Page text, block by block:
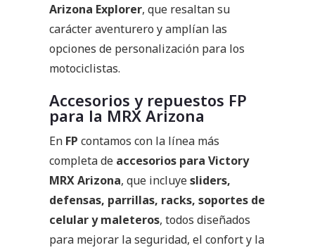
Arizona Explorer, que resaltan su
carácter aventurero y amplían las
opciones de personalización para los
motociclistas.
Accesorios y repuestos FP
para la MRX Arizona
En FP contamos con la línea más
completa de accesorios para Victory
MRX Arizona, que incluyesliders,
defensas, parrillas, racks, soportes de
celular y maleteros, todos diseñados
para mejorar la seguridad, el confort y la